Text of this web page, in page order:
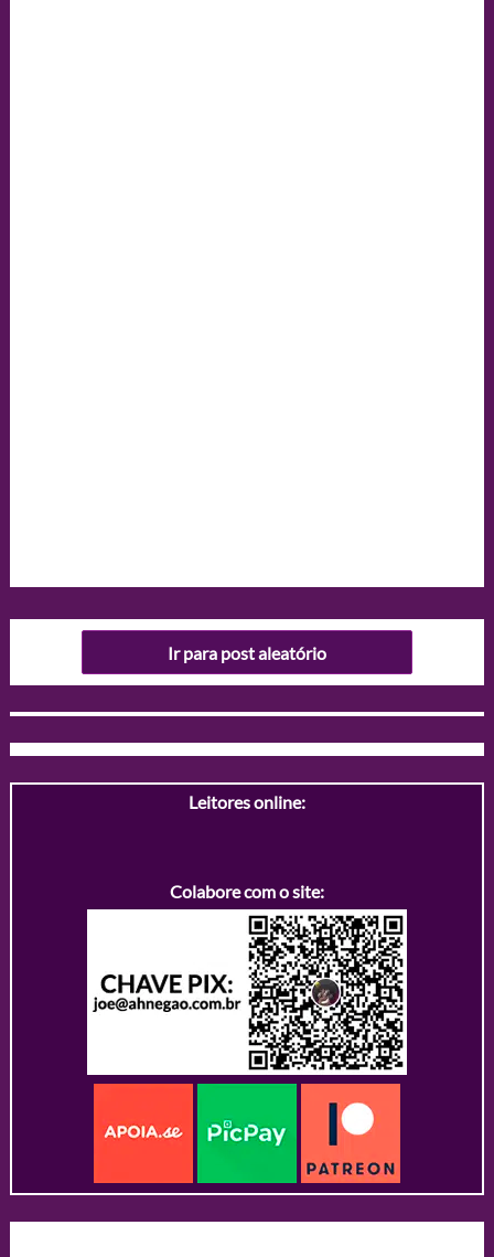
Ir para post aleatório
Leitores online:
Colabore com o site: